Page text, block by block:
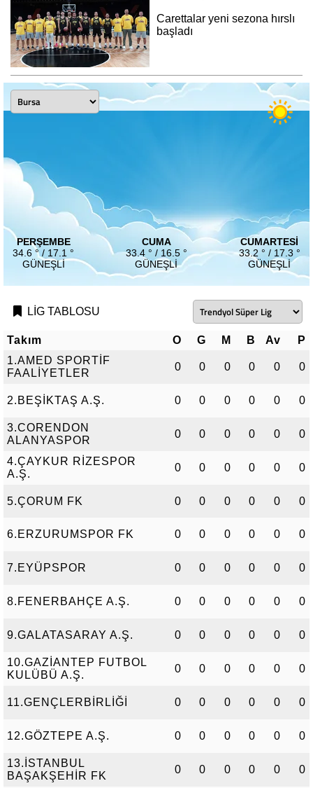
Carettalar yeni sezona hırslı
başladı
PERŞEMBE
34.6 ° / 17.1 °
GÜNEŞLI
CUMA
33.4 ° / 16.5 °
GÜNEŞLI
CUMARTESI
33.2 ° / 17.3 °
GÜNEŞLI
LİG TABLOSU
Takım O G M B Av
P
1.AMED SPORTİF
FAALİYETLER
0 0 0 0 0 0
2.BEŞİKTAŞ A.Ş. 0 0 0 0 0 0
3.CORENDON
ALANYASPOR
0 0 0 0 0 0
4.ÇAYKUR RİZESPOR
A.Ş.
0 0 0 0 0 0
5.ÇORUM FK 0 0 0 0 0 0
6.ERZURUMSPOR FK 0 0 0 0 0 0
7.EYÜPSPOR 0 0 0 0 0 0
8.FENERBAHÇE A.Ş. 0 0 0 0 0 0
9.GALATASARAY A.Ş. 0 0 0 0 0 0
10.GAZİANTEP FUTBOL
KULÜBÜ A.Ş.
0 0 0 0 0 0
11.GENÇLERBİRLİĞİ 0 0 0 0 0 0
12.GÖZTEPE A.Ş. 0 0 0 0 0 0
13.İSTANBUL
BAŞAKŞEHİR FK
0 0 0 0 0 0